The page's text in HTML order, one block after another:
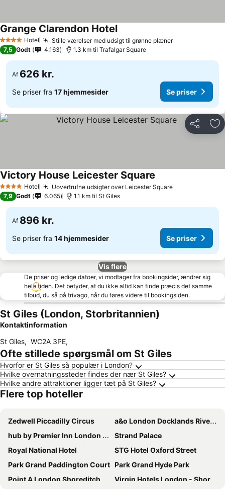
4 StjernerHotel Stille værelser med udsigt til grønne plæner
Grange Clarendon Hotel
7,5 Godt 4.163 1.3 km til Trafalgar Square
Af 626 kr.
Se priser fra 17 hjemmesider Se priser
Del
4 StjernerHotel Uovertrufne udsigter over Leicester Square
Victory House Leicester Square
7,9 Godt 6.065 1.1 km til St Giles
Af 896 kr.
Se priser fra 14 hjemmesider Se priser
Vis flere
De priser og ledige datoer, vi modtager fra bookingsider, ændrer sig
hele tiden. Det betyder, at du ikke altid kan finde præcis det samme
tilbud, du så på trivago, når du føres videre til bookingsiden.
St Giles (London, Storbritannien)
Kontaktinformation
St Giles, WC2A 3PE,
Ofte stillede spørgsmål om St Giles
Hvorfor er St Giles så populær i London?
Hvilke overnatningssteder findes der nær St Giles?
Hvilke andre attraktioner ligger tæt på St Giles?
Flere top hoteller
Zedwell Piccadilly Circus
a&o London Docklands Riverside
hub by Premier Inn London Shoreditch
Strand Palace
Royal National Hotel
STG Hotel Oxford Street
Park Grand Paddington Court Park Grand Hyde Park
Point A London Shoreditch
Virgin Hotels London - Shoreditch